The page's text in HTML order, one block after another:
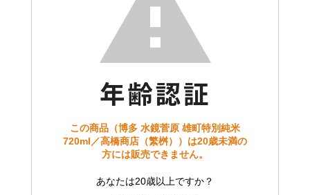
この商品（博多 水鏡菅原 雄町特別純米
720ml／高橋商店（繁桝））は20歳未満の
方には販売できません。
あなたは20歳以上ですか？